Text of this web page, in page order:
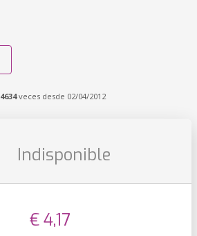
4634veces desde 02/04/2012
Indisponible
€ 4,17